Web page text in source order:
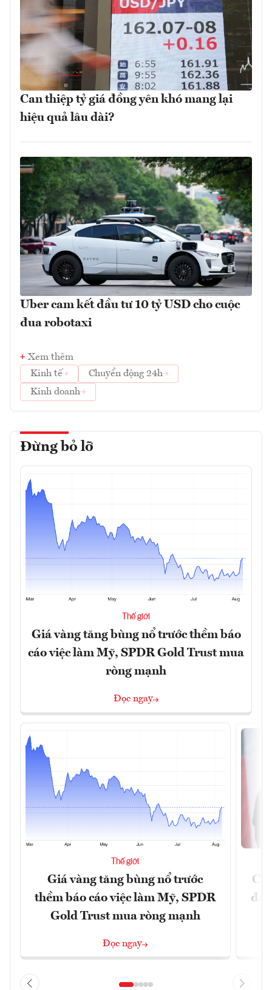
Can thiệp tỷ giá đồng yên khó mang lại
hiệu quả lâu dài?
Uber cam kết đầu tư 10 tỷ USD cho cuộc
đua robotaxi
Xem thêm
Kinh tế
Chuyển động 24h
Kinh doanh
Đừng bỏ lỡ
Thế giới
Giá vàng tăng bùng nổ trước thềm báo
cáo việc làm Mỹ, SPDR Gold Trust mua
ròng mạnh
Đọc ngay
Thế giới
Giá vàng tăng bùng nổ trước
thềm báo cáo việc làm Mỹ, SPDR
Gold Trust mua ròng mạnh
Đọc ngay
đã